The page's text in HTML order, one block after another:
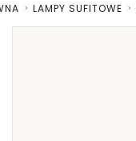
> LAMPY SUFITOWE >